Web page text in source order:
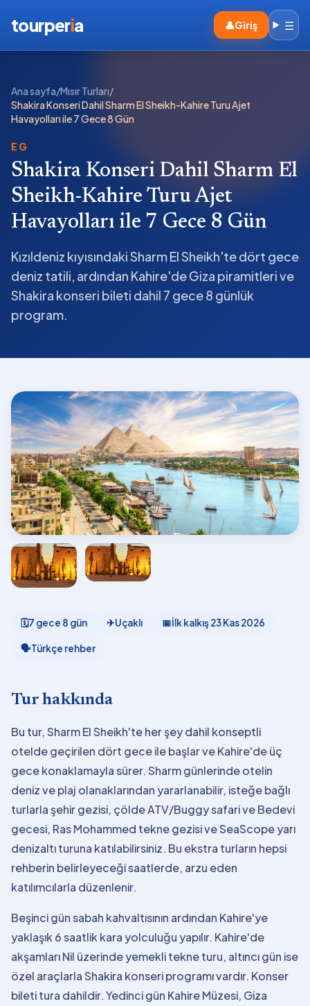
tourperia 👤Giriş ☰
Ana sayfa/Mısır Turları/
Shakira Konseri Dahil Sharm El Sheikh-Kahire Turu Ajet
Havayolları ile 7 Gece 8 Gün
EG
Shakira Konseri Dahil Sharm El
Sheikh-Kahire Turu Ajet
Havayolları ile 7 Gece 8 Gün
Kızıldeniz kıyısındaki Sharm El Sheikh'te dört gece
deniz tatili, ardından Kahire'de Giza piramitleri ve
Shakira konseri bileti dahil 7 gece 8 günlük
program.
🗓7 gece 8 gün ✈Uçaklı 📅İlk kalkış23 Kas 2026
🗣Türkçe rehber
Tur hakkında
Bu tur, Sharm El Sheikh'te her şey dahil konseptli
otelde geçirilen dört gece ile başlar ve Kahire'de üç
gece konaklamayla sürer. Sharm günlerinde otelin
deniz ve plaj olanaklarından yararlanabilir, isteğe bağlı
turlarla şehir gezisi, çölde ATV/Buggy safari ve Bedevi
gecesi, Ras Mohammed tekne gezisi ve SeaScope yarı
denizaltı turuna katılabilirsiniz. Bu ekstra turların hepsi
rehberin belirleyeceği saatlerde, arzu eden
katılımcılarla düzenlenir.
Beşinci gün sabah kahvaltısının ardından Kahire'ye
yaklaşık 6 saatlik kara yolculuğu yapılır. Kahire'de
akşamları Nil üzerinde yemekli tekne turu, altıncı gün ise
özel araçlarla Shakira konseri programı vardır. Konser
bileti tura dahildir. Yedinci gün Kahire Müzesi, Giza